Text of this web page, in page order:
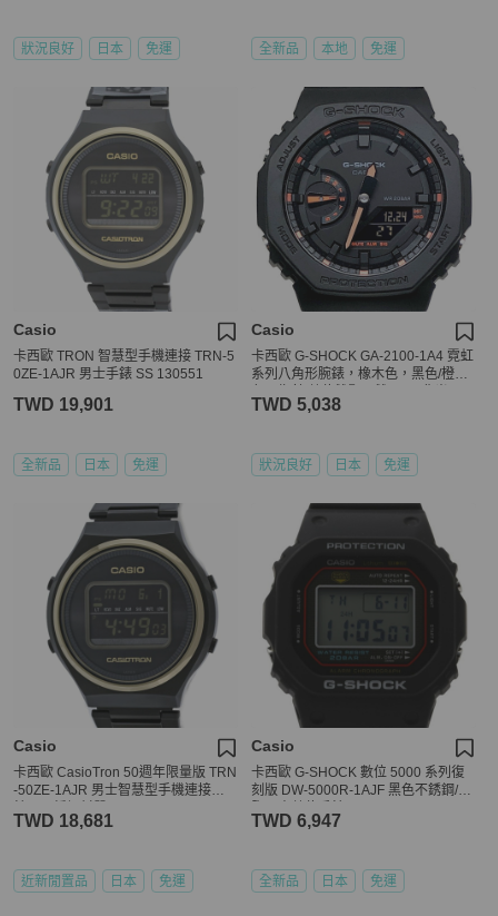
狀況良好 日本 免運 全新品 本地 免運
Casio
卡西歐 TRON 智慧型手機連接 TRN-5
0ZE-1AJR 男士手錶 SS 130551
TWD 19,901
全新品 日本 免運
Casio
卡西歐 G-SHOCK GA-2100-1A4 霓虹
系列八角形腕錶，橡木色，黑色/橙
022 年 2 月發售，Mikunigaoka 專賣
TWD 5,038
狀況良好 日本 免運
Casio
卡西歐 CasioTron 50週年限量版 TRN
-50ZE-1AJR 男士智慧型手機連接手
TWD 18,681
近新閒置品 日本 免運
Casio
卡西歐 G-SHOCK 數位 5000 系列復
刻版 DW-5000R-1AJF 黑色不銹鋼/樹
TWD 6,947
全新品 日本 免運